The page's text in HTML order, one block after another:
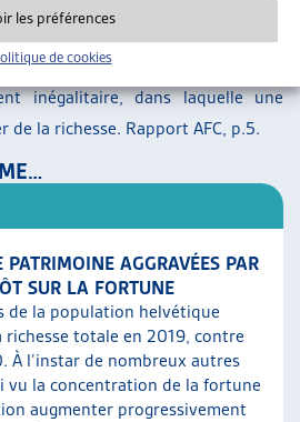
les préférences
de cookies
parfaitement égalitaire et 1 la
inégalitaire, dans laquelle une
de la richesse. Rapport AFC, p.5.
PATRIMOINE AGGRAVÉES PAR
SUR LA FORTUNE
de la population helvétique
richesse totale en 2019, contre
À l’instar de nombreux autres
vu la concentration de la fortune
augmenter progressivement